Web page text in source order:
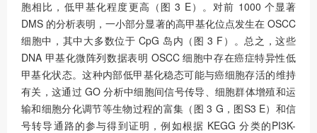
胞相比，低甲基化程度更高（图 3 E）。对前 1000 个显著
DMS 的分析表明，一小部分显著的高甲基化位点发生在 OSCC
细胞中，其中大多数位于 CpG 岛内（图 3 F）。总之，这些
DNA 甲基化微阵列数据表明 OSCC 细胞中存在癌症特异性低
甲基化状态。这种内部低甲基化稳态可能与癌细胞存活的维持
有关，这通过 GO 分析中细胞间信号传导、细胞群体增殖和运
输和细胞分化调节等生物过程的富集（图 3 G，图S3 E）和信
号转导通路的参与得到证明，例如根据 KEGG 分类的PI3K-